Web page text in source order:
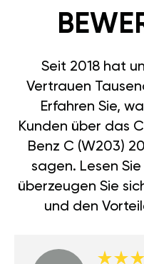
Seit 2018 hat
Vertrauen
Erfahren Sie,
Kunden über das
Benz C (W203)
sagen. Lesen
überzeugen Sie
und den